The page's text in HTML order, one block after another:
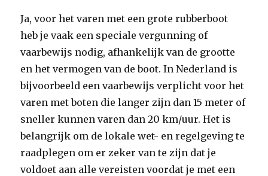
Ja, voor het varen met een grote rubberboot
heb je vaak een speciale vergunning of
vaarbewijs nodig, afhankelijk van de grootte
en het vermogen van de boot. In Nederland is
bijvoorbeeld een vaarbewijs verplicht voor het
varen met boten die langer zijn dan 15 meter of
sneller kunnen varen dan 20 km/uur. Het is
belangrijk om de lokale wet- en regelgeving te
raadplegen om er zeker van te zijn dat je
voldoet aan alle vereisten voordat je met een